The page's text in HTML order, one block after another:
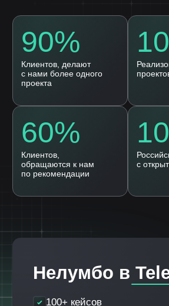
от рутинных задач
Позвольте себе больше отдыхать,
сосредоточившись на развитии бизнеса
и увеличении прибыли
8 986 759 15 41
8 987 110 00 58
Согласие на
обработку персональных
данных